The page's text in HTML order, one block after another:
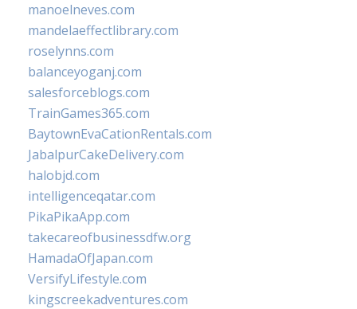
manoelneves.com
mandelaeffectlibrary.com
roselynns.com
balanceyoganj.com
salesforceblogs.com
TrainGames365.com
BaytownEvaCationRentals.com
JabalpurCakeDelivery.com
halobjd.com
intelligenceqatar.com
PikaPikaApp.com
takecareofbusinessdfw.org
HamadaOfJapan.com
VersifyLifestyle.com
kingscreekadventures.com